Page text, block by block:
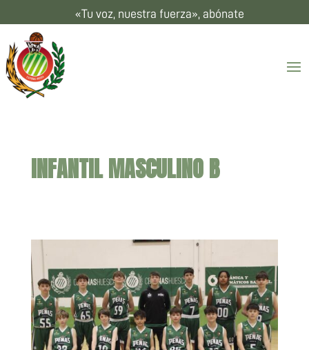
«Tu voz, nuestra fuerza», abónate
INFANTIL MASCULINO B